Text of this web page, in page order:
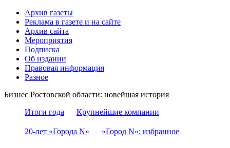
Архив газеты
Реклама в газете и на сайте
Архив сайта
Мероприятия
Подписка
Об издании
Правовая информация
Разное
Бизнес Ростовской области: новейшая история
Итоги года
Крупнейшие компании
20-лет «Города N» «Город N»: избранное